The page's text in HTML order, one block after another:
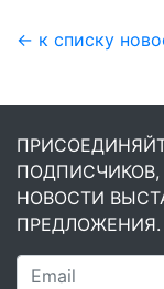
← к списку
НОВОСТИ
ПРЕДЛОЖЕНИЯ.